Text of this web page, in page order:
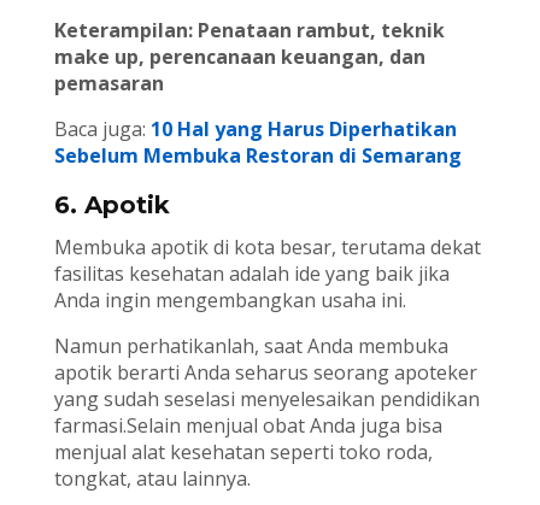
Keterampilan: Penataan rambut, teknik
make up, perencanaan keuangan, dan
pemasaran
Baca juga: 10 Hal yang Harus Diperhatikan
Sebelum Membuka Restoran di Semarang
6. Apotik
Membuka apotik di kota besar, terutama dekat
fasilitas kesehatan adalah ide yang baik jika
Anda ingin mengembangkan usaha ini.
Namun perhatikanlah, saat Anda membuka
apotik berarti Anda seharus seorang apoteker
yang sudah seselasi menyelesaikan pendidikan
farmasi.Selain menjual obat Anda juga bisa
menjual alat kesehatan seperti toko roda,
tongkat, atau lainnya.